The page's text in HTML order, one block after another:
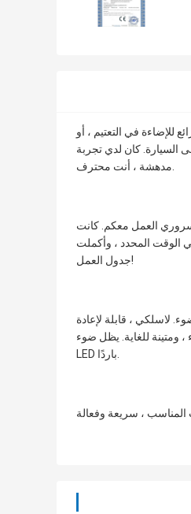
للإضاءة في التعتيم ، أو
السيارة. كان لدي تجربة
مدهشة ، أنت محترف.
العمل معكم. كانت
الوقت المحدد ، وأكملت
جدول العمل!
لاسلكي ، قابلة لإعادة
ومتينة للغاية. يظل ضوء
LED باردًا.